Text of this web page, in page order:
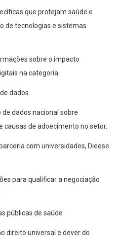
que protejam saúde e
de tecnologias e sistemas
sobre o impacto
na categoria.
dados
dados nacional sobre
de adoecimento no setor.
com universidades, Dieese
para qualificar a negociação
públicas de saúde
universal e dever do